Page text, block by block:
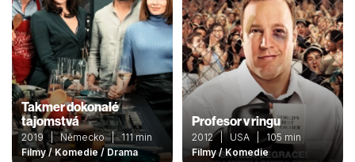
Takmer dokonalé
tajomstvá
2019 | Německo | 111 min
Filmy / Komedie / Drama
Profesor v ringu
2012 | USA | 105 min
Filmy / Komedie